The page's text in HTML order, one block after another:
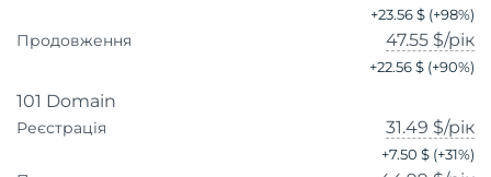
+23.56 $ (+98%)
Продовження 47.55 $/рік
+22.56 $ (+90%)
101 Domain
Реєстрація 31.49 $/рік
+7.50 $ (+31%)